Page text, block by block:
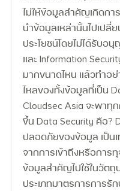
ไม่ให้ข้อมูลสำคัญเกิดกา
นำข้อมูลเหล่านั้นไปเปลี่
ประโยชน์โดยไม่ได้รับอ
และ Information
มากขนาดไหน แล้วทำอ
ไหลของทั้งข้อมูลที่เป็น
Cloudsec Asia จะพาทุ
ขึ้น Data Security คือ?
ปลอดภัยของข้อมูล เป็น
จากการเข้าถึงหรือการ
ข้อมูลสำคัญไปใช้ในวัตถุ
ประเภทมาตรการการ